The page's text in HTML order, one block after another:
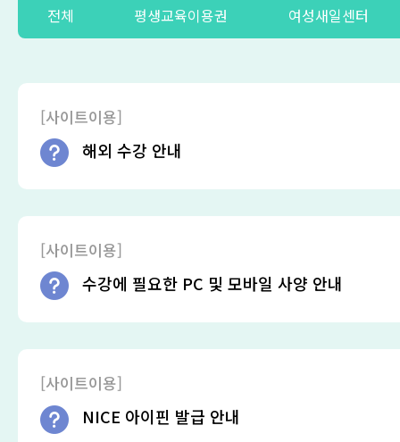
전체 평생교육이용권 여성새일센터
[사이트이용]
해외 수강 안내
[사이트이용]
수강에 필요한 PC 및 모바일 사양 안내
[사이트이용]
NICE 아이핀 발급 안내